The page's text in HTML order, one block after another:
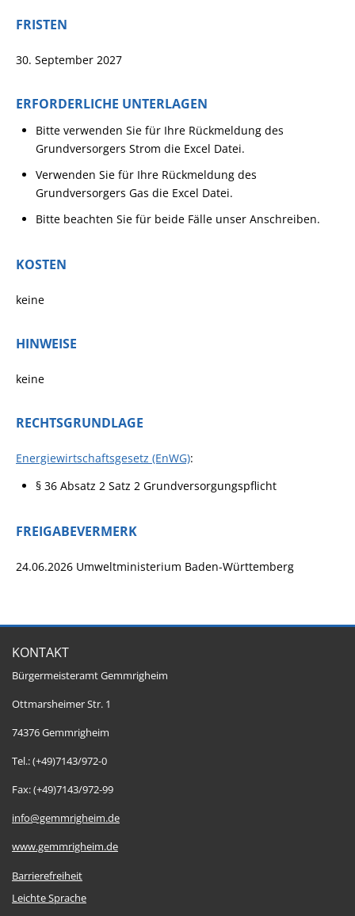
FRISTEN
30. September 2027
ERFORDERLICHE UNTERLAGEN
Bitte verwenden Sie für Ihre Rückmeldung des
Grundversorgers Strom die Excel Datei.
Verwenden Sie für Ihre Rückmeldung des
Grundversorgers Gas die Excel Datei.
Bitte beachten Sie für beide Fälle unser Anschreiben.
KOSTEN
keine
HINWEISE
keine
RECHTSGRUNDLAGE
Energiewirtschaftsgesetz (EnWG):
§ 36 Absatz 2 Satz 2 Grundversorgungspflicht
FREIGABEVERMERK
24.06.2026 Umweltministerium Baden-Württemberg
KONTAKT
Bürgermeisteramt Gemmrigheim
Ottmarsheimer Str. 1
74376 Gemmrigheim
Tel.: (+49)7143/972-0
Fax: (+49)7143/972-99
info@gemmrigheim.de
www.gemmrigheim.de
Barrierefreiheit
Leichte Sprache